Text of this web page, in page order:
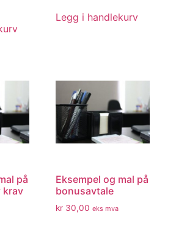
Legg i handlekurv
på
krav
Eksempel og mal på
bonusavtale
kr 30,00 eks mva